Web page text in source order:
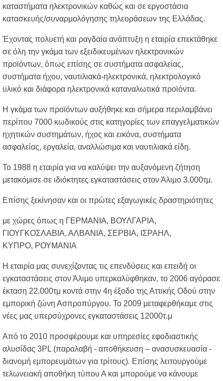
καταστήματα ηλεκτρονικών καθώς και σε εργοστάσια
κατασκευής/συναρμολόγησης τηλεοράσεων της Ελλάδας.
Έχοντας πολυετή και ραγδαία ανάπτυξη η εταιρία επεκτάθηκε
σε όλη την γκάμα των εξειδικευμένων ηλεκτρονικών
προϊόντων, όπως επίσης σε συστήματα ασφαλείας,
συστήματα ήχου, ναυτιλιακά-ηλεκτρονικά, ηλεκτρολογικό
υλικό και διάφορα ηλεκτρονικά καταναλωτικά προϊόντα.
Η γκάμα των προϊόντων αυξήθηκε και σήμερα περιλαμβάνει
περίπου 7000 κωδικούς στις κατηγορίες των επαγγελματικών
ηχητικών συστημάτων, ήχος και εικόνα, συστήματα
ασφαλείας, εργαλεία, αναλλώσιμα και ναυτιλιακά είδη.
Το 1988 η εταιρία για να καλύψει την αυξανόμενη ζήτηση
μετακόμισε σε ιδιόκτητες εγκαταστάσεις στον Άλιμο 3.000τμ.
Επίσης ξεκίνησαν και οι πρώτες εξαγωγικές δραστηριότητες
με χώρες όπως η ΓΕΡΜΑΝΙΑ, ΒΟΥΛΓΑΡΙΑ,
ΓΙΟΥΓΚΟΣΛΑΒΙΑ, ΑΛΒΑΝΙΑ, ΣΕΡΒΙΑ, ΙΣΡΑΗΛ,
ΚΥΠΡΟ, ΡΟΥΜΑΝΙΑ
Η εταιρία μας συνεχίζοντας τις επενδύσεις και επειδή οι
εγκαταστάσεις στον Άλιμο υπερκαλύφθηκαν, το 2006 αγόρασε
έκταση 22.000τμ κοντά στην 4η έξοδο της Αττικής Οδού στην
εμπορική ζώνη Ασπροπύργου. Το 2009 μεταφερθήκαμε στις
νέες μας υπερσύχρονες εγκαταστάσεις 12000τ.μ
Από το 2010 προσφέρουμε και υπηρεσίες εφοδιαστικής
αλυσίδας 3PL (παραλαβή - αποθήκευση – ανασυσκευασία -
διανομή εμπορευμάτων για τρίτους). Επίσης λειτουργούμε
τελωνειακή αποθήκη τύπου Α και μπορούμε να κάνουμε